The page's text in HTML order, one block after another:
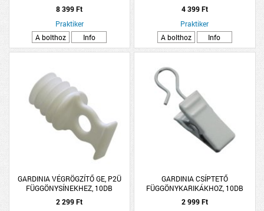
160CM DIÓ SZÍNŰ
8 399 Ft
Praktiker
A bolthoz
Info
4 399 Ft
Praktiker
A bolthoz
Info
GARDINIA VÉGRÖGZÍTŐ GE, P2Ü
FÜGGÖNYSÍNEKHEZ, 10DB
MŰANYAG
2 299 Ft
GARDINIA CSÍPTETŐ
FÜGGÖNYKARIKÁKHOZ, 10DB
AKASZTÓVAL
2 999 Ft